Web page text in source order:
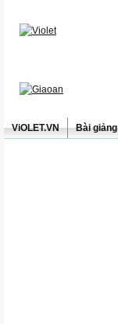
ViOLET.VN Bài giảng